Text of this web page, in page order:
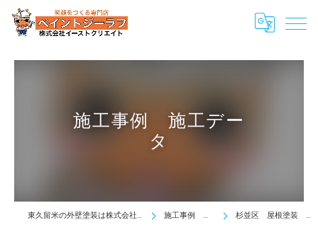
施工事例 施工デー
タ
東久留米の外壁塗装は株式会社イーストクリエイト 施工事例 施工データ 杉並区 屋根塗装 18万〜20万円